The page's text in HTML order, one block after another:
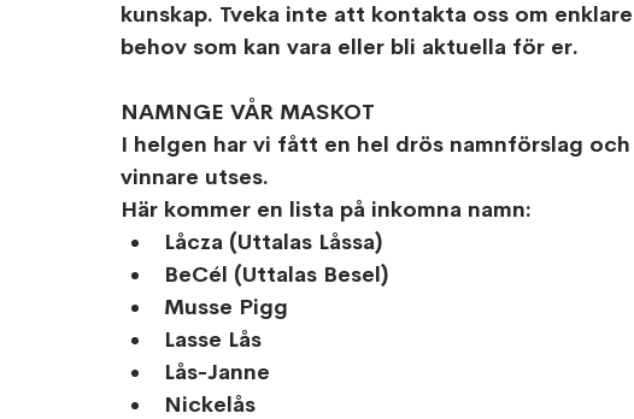
kunskap. Tveka inte att kontakta oss om
behov som kan vara eller bli aktuella för er.
NAMNGE VÅR MASKOT
I helgen har vi fått en hel drös namnförslag
vinnare utses.
Här kommer en lista på inkomna namn:
Låcza (Uttalas Låssa)
BeCél (Uttalas Besel)
Musse Pigg
Lasse Lås
Lås-Janne
Nickelås